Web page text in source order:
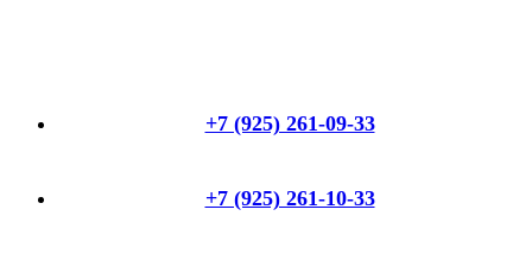
+7 (925) 261-09-33
+7 (925) 261-10-33